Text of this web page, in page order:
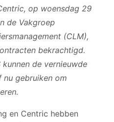
op woensdag 29
de Vakgroep
(CLM),
bekrachtigd.
kunnen de vernieuwde
gebruiken om
en Centric hebben